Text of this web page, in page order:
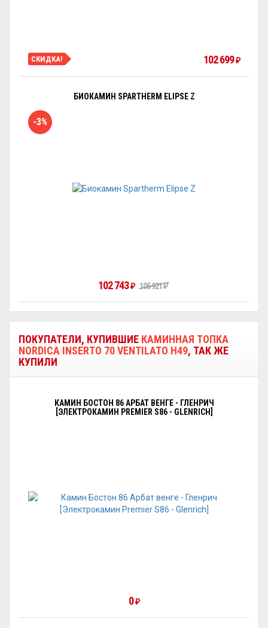
СКИДКА! 102 699 ₽
БИОКАМИН SPARTHERM ELIPSE Z
-3%
102 743 ₽ 105 921₽
ПОКУПАТЕЛИ, КУПИВШИЕ КАМИННАЯ ТОПКА
NORDICA INSERTO 70 VENTILATO H49, ТАК ЖЕ
КУПИЛИ
КАМИН БОСТОН 86 АРБАТ ВЕНГЕ - ГЛЕНРИЧ
[ЭЛЕКТРОКАМИН PREMIER S86 - GLENRICH]
0 ₽